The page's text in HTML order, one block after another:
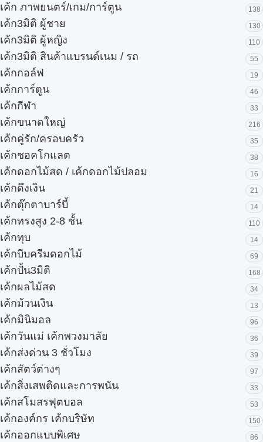
เค้ก ภาพยนตร์/เกม/การ์ตูน 138
เค้ก3มิติ ผู้ชาย 130
เค้ก3มิติ ผู้หญิง 110
เค้ก3มิติ สินค้าแบรนด์เนม / รถ 55
เค้กกอล์ฟ 19
เค้กการ์ตูน 46
เค้กกีฬา 33
เค้กขนาดใหญ่ 216
เค้กคู่รัก/ครอบครัว 35
เค้กชอคโกแลต 38
เค้กดอกไม้สด / เค้กดอกไม้ปลอม 16
เค้กดึงเงิน 21
เค้กตุ๊กตาบาร์บี้ 14
เค้กทรงสูง 2-8 ชั้น 110
เค้กทุบ 14
เค้กบีบครีมดอกไม้ 69
เค้กปั้น3มิติ 168
เค้กผลไม้สด 34
เค้กม้วนเงิน 13
เค้กมินิมอล 96
เค้กวันแม่ เค้กพวงมาลัย 36
เค้กส่งด่วน 3 ชั่วโมง 39
เค้กสัตว์ต่างๆ 97
เค้กสิ่งเสพติดและการพนัน 33
เค้กสโมสรฟุตบอล 53
เค้กองค์กร เค้กบริษัท 150
เค้กออกแบบพิเศษ 86